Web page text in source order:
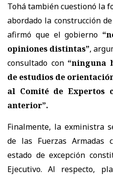
Tohá también cuestionó la
abordado la construcción
afirmó que el gobierno
opiniones distintas”,
consultado con “ninguna
de estudios de
al Comité de Expertos
anterior”.
Finalmente, la exministra
de las Fuerzas Armadas
estado de excepción
Ejecutivo. Al respecto,